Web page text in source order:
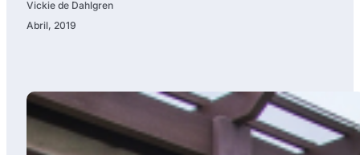
Vickie de Dahlgren
Abril, 2019